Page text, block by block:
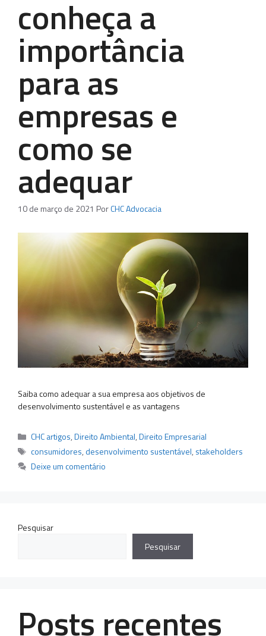
conheça a
importância
para as
empresas e
como se
adequar
10 de março de 2021 PorCHC Advocacia
Saiba como adequar a sua empresa aos objetivos de
desenvolvimento sustentável e as vantagens
Categorias
CHC artigos,Direito Ambiental,Direito Empresarial
Tags
consumidores,desenvolvimento sustentável, stakeholders
Deixe um comentário
Pesquisar
Pesquisar
Posts recentes